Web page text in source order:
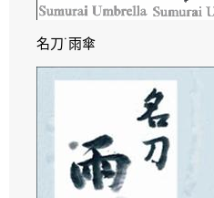
名刀˙雨傘